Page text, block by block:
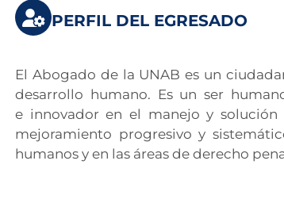
PERFIL DEL EGRESADO
El Abogado de la UNAB es un
desarrollo humano. Es un ser
e innovador en el manejo y
mejoramiento progresivo y
humanos y en las áreas de derecho